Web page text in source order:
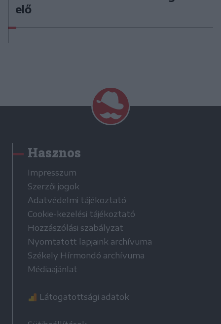
elő
Hasznos
Impresszum
Szerzői jogok
Adatvédelmi tájékoztató
Cookie-kezelési tájékoztató
Hozzászólási szabályzat
Nyomtatott lapjaink archívuma
Székely Hírmondó archívuma
Médiaajánlat
Látogatottsági adatok